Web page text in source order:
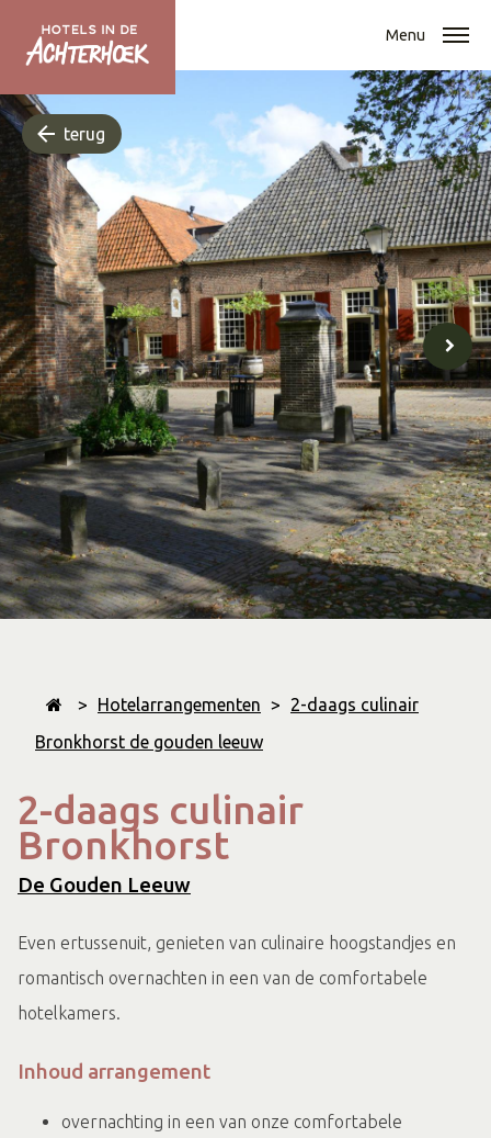
Menu
terug
> Hotelarrangementen >
2-daags culinair
Bronkhorst de gouden leeuw
2-daags culinair
Bronkhorst
De Gouden Leeuw
Even ertussenuit, genieten van culinaire hoogstandjes en
romantisch overnachten in een van de comfortabele
hotelkamers.
Inhoud arrangement
overnachting in een van onze comfortabele